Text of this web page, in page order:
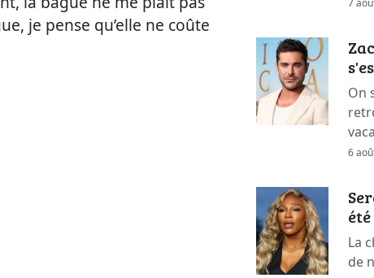
je pense qu’elle ne coûte
On
6
La
de